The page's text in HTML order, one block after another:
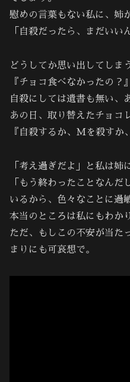
慰めの言葉もない私に、姉
「自殺だったら、まだいい
どうしてか思い出してしま
『チョコ食べなかったの？
自殺にしては遺書も無い、
あの日、取り替えたチョコ
『自殺するか、Mを殺す
「考え過ぎだよ」と私は姉
「もう終わったことなんだ
いるから、色々なことに過
本当のところは私にもわか
ただ、もしこの不安が当た
まりにも可哀想で。